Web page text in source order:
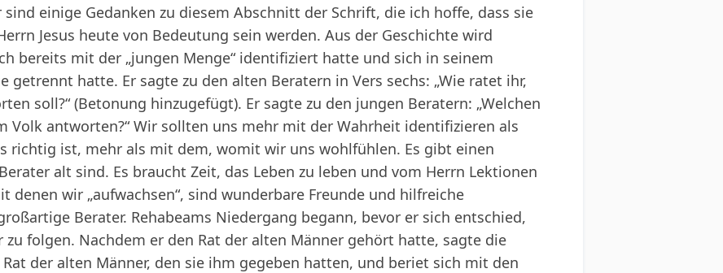
einige Gedanken zu diesem Abschnitt der Schrift, die ich hoffe, dass sie
Jesus heute von Bedeutung sein werden. Aus der Geschichte wird
bereits mit der „jungen Menge“ identifiziert hatte und sich in seinem
getrennt hatte. Er sagte zu den alten Beratern in Vers sechs: „Wie ratet ihr,
soll?“ (Betonung hinzugefügt). Er sagte zu den jungen Beratern: „Welchen
Volk antworten?“ Wir sollten uns mehr mit der Wahrheit identifizieren als
richtig ist, mehr als mit dem, womit wir uns wohlfühlen. Es gibt einen
alt sind. Es braucht Zeit, das Leben zu leben und vom Herrn Lektionen
denen wir „aufwachsen“, sind wunderbare Freunde und hilfreiche
Berater. Rehabeams Niedergang begann, bevor er sich entschied,
zu folgen. Nachdem er den Rat der alten Männer gehört hatte, sagte die
der alten Männer, den sie ihm gegeben hatten, und beriet sich mit den